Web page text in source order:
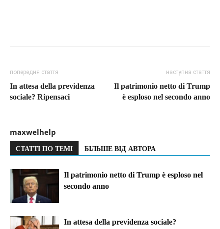
попередня стаття
In attesa della previdenza
sociale? Ripensaci
наступна стаття
Il patrimonio netto di Trump
è esploso nel secondo anno
maxwelhelp
СТАТТІ ПО ТЕМІ БІЛЬШЕ ВІД АВТОРА
Il patrimonio netto di Trump è esploso nel
secondo anno
In attesa della previdenza sociale?